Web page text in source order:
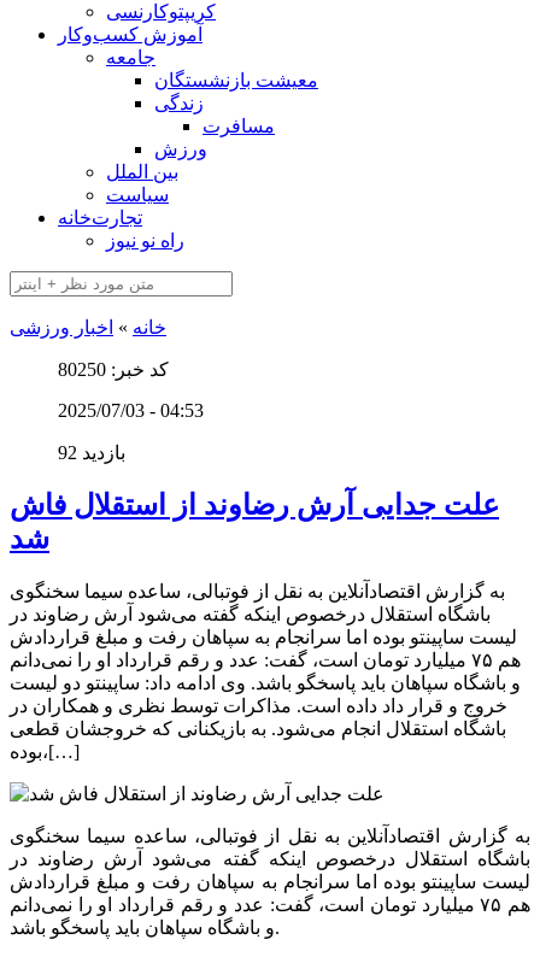
کریپتوکارنسی
آموزش کسب‌وکار
جامعه
معیشت بازنشستگان
زندگی
مسافرت
ورزش
بین الملل
سیاست
تجارت‌خانه
راه نو نیوز
خانه » اخبار ورزشی
کد خبر: 80250
2025/07/03 - 04:53
92 بازدید
علت جدایی آرش رضاوند از استقلال فاش
شد
به گزارش اقتصادآنلاین به نقل از فوتبالی، ساعده سیما سخنگوی
باشگاه استقلال درخصوص اینکه گفته می‌شود آرش رضاوند در
لیست ساپینتو بوده اما سرانجام به سپاهان رفت و مبلغ قراردادش
هم ۷۵ میلیارد تومان است، گفت: عدد و رقم قرارداد او را نمی‌دانم
و باشگاه سپاهان باید پاسخگو باشد. وی ادامه داد: ساپینتو دو لیست
خروج و قرار داد داده است. مذاکرات توسط نظری و همکاران در
باشگاه استقلال انجام می‌شود. به بازیکنانی که خروجشان قطعی
بوده،[…]
به گزارش اقتصادآنلاین به نقل از فوتبالی، ساعده سیما سخنگوی
باشگاه استقلال درخصوص اینکه گفته می‌شود آرش رضاوند در
لیست ساپینتو بوده اما سرانجام به سپاهان رفت و مبلغ قراردادش
هم ۷۵ میلیارد تومان است، گفت: عدد و رقم قرارداد او را نمی‌دانم
و باشگاه سپاهان باید پاسخگو باشد.